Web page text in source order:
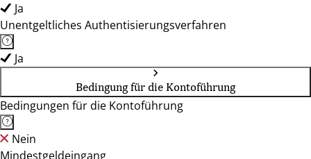
Ja
Unentgeltliches Authentisierungsverfahren
Ja
Bedingung für die Kontoführung
Bedingungen für die Kontoführung
Nein
Mindestgeldeingang